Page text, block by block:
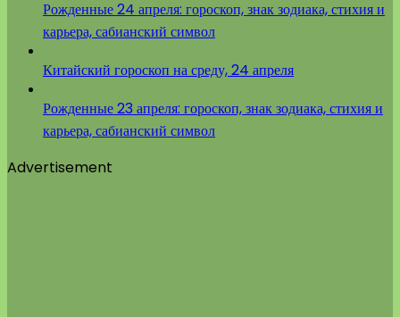
Рожденные 24 апреля: гороскоп, знак зодиака, стихия и
карьера, сабианский символ
Китайский гороскоп на среду, 24 апреля
Рожденные 23 апреля: гороскоп, знак зодиака, стихия и
карьера, сабианский символ
Advertisement